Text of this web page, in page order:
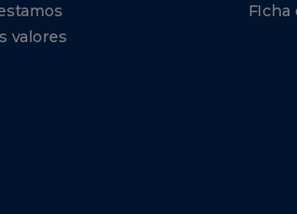
valores
FIcha